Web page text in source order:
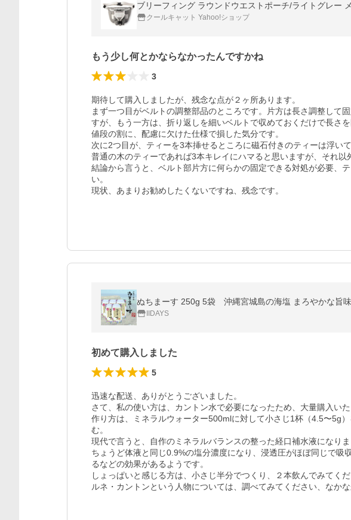
ブリーフィング ラウンドウエストポーチ/ライトグレー
クールキャット Yahoo!ショップ
もう少し何とかならなかったんですかね
3
期待して購入しましたが、残念な点が２ヶ所あります。
まず一つ目がベルトの調整部品のところです。片方は長さ調整して
すが、もう一方は、折り返しを細いベルトで収めておくだけで長さを
値段の割に、配慮に欠けた仕様で損した気分です。
次に2つ目が、ティーを3本挿せるところに磁石付きのティーは浮い
普通の木のティーであれば3本キレイにハマると思いますが、それ以
結論から言うと、ベルト部片方に何らかの固定できる対処が必要、
い。
現状、あまりお勧めしたくないですね、残念です。
ぬちまーす 250g 5袋 沖縄宮城島の海塩 まろやかな旨
IIDAYS
初めて購入しました
5
迅速な配送、ありがとうございました。
さて、私の使い方は、カントン水で必要になったため、大量購入いた
作り方は、ミネラルウォーター500mlに対して小さじ1杯（4.5〜5g
む。
現代で言うと、自作のミネラルバランスの整った経口補水液になりま
ちょうど体液と同じ0.9%の塩分濃度になり、浸透圧がほぼ同じで吸
るなどの効果があるようです。
しょっぱいと感じる方は、小さじ半分でつくり、２本飲んでみてくだ
ルネ・カントンという人物については、調べてみてください、なかな